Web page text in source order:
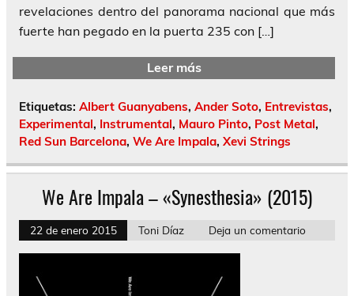
revelaciones dentro del panorama nacional que más
fuerte han pegado en la puerta 235 con […]
Leer más
Etiquetas: Albert Guanyabens, Ander Soto, Entrevistas,
Experimental, Instrumental, Mauro Pinto, Post Metal,
Red Sun Barcelona, We Are Impala, Xevi Strings
We Are Impala – «Synesthesia» (2015)
22 de enero 2015 Toni Díaz Deja un comentario